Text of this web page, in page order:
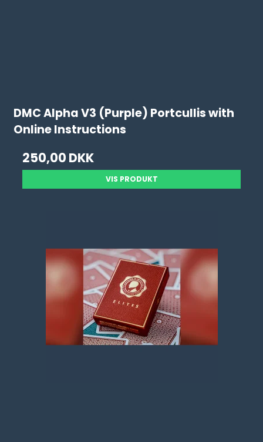
DMC Alpha V3 (Purple) Portcullis with
Online Instructions
250,00 DKK
VIS PRODUKT